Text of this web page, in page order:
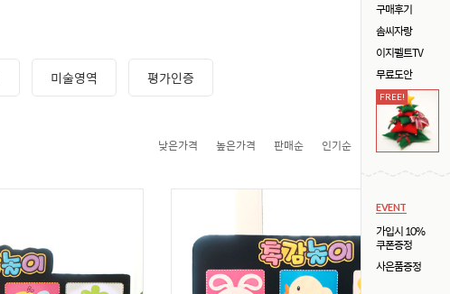
구매후기
솜씨자랑
이지펠트TV
무료도안
FREE!
EVENT
가입시 10%
쿠폰증정
사은품증정
미술영역 평가인증
낮은가격 높은가격 판매순 인기순 제품명 제조사